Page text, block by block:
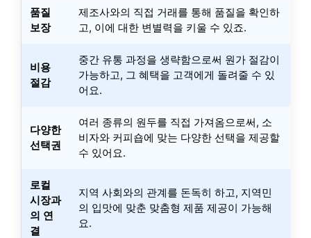
품질
보장
제조사와의 직접 거래를 통해 품질을 확인하
고, 이에 대한 변별력을 키울 수 있죠.
비용
절감
중간 유통 과정을 생략함으로써 원가 절감이
가능하고, 그 혜택을 고객에게 돌려줄 수 있
어요.
다양한
선택권
여러 종류의 원두를 직접 가져옴으로써, 소
비자와 커피숍에 맞는 다양한 선택을 제공할
수 있어요.
로컬
시장과
의 연
결
지역 사회와의 관계를 돈독히 하고, 지역민
의 입맛에 맞춘 맞춤형 제품 제공이 가능해
요.